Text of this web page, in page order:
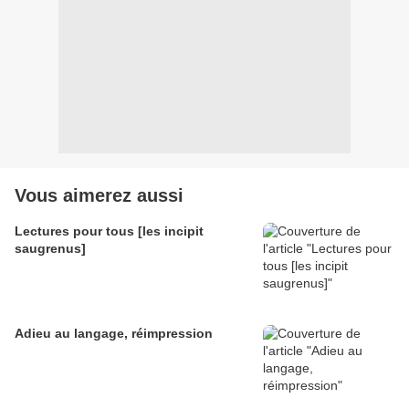
Vous aimerez aussi
Lectures pour tous [les incipit
saugrenus]
Adieu au langage, réimpression